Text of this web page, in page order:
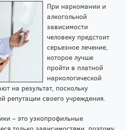
При наркомании и
алкогольной
зависимости
человеку предстоит
серьезное лечение,
которое лучше
пройти в платной
наркологической
на результат, поскольку
репутации своего учреждения.
– это узкопрофильные